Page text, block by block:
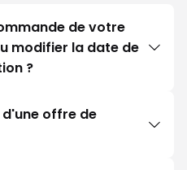
ce
doute
de votre
modifier la date de
?
offre de